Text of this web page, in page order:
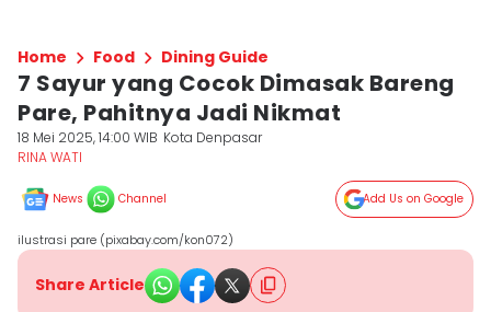
Home Food Dining Guide
7 Sayur yang Cocok Dimasak Bareng
Pare, Pahitnya Jadi Nikmat
18 Mei 2025, 14:00 WIB Kota Denpasar
RINA WATI
News Channel Add Us on Google
ilustrasi pare (pixabay.com/kon072)
Share Article